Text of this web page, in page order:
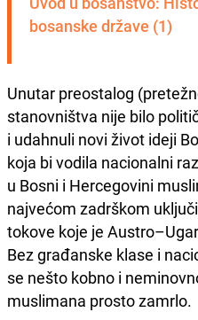
bosanske države (1)
Unutar preostalog
stanovništva nije bilo
i udahnuli novi život ideji
koja bi vodila nacionalni
u Bosni i Hercegovini
najvećom zadrškom
tokove koje je
Bez građanske klase i
se nešto kobno i
muslimana prosto zamrlo.